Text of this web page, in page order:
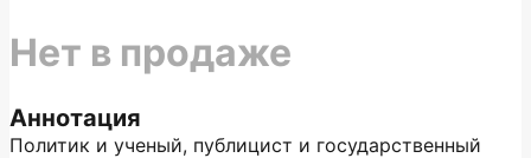
Аннотация
Политик и ученый, публицист и государственный
Нет в продаже